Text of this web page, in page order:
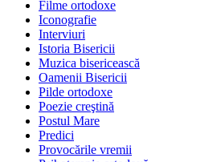
Filme ortodoxe
Iconografie
Interviuri
Istoria Bisericii
Muzica bisericească
Oamenii Bisericii
Pilde ortodoxe
Poezie creştină
Postul Mare
Predici
Provocările vremii